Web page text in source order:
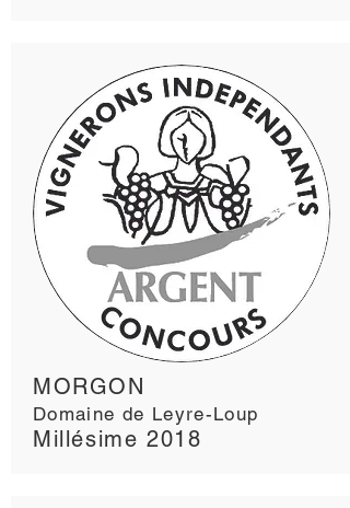
MORGON
Domaine de Leyre-Loup
Millésime 2018